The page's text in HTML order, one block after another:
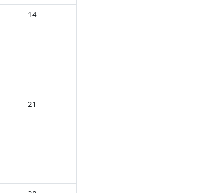
12日
なし 2026年 06月 13日
イベントなし 2026年 06月 14日
14
19日
なし 2026年 06月 20日
イベントなし 2026年 06月 21日
21
26日
なし 2026年 06月 27日
イベントなし 2026年 06月 28日